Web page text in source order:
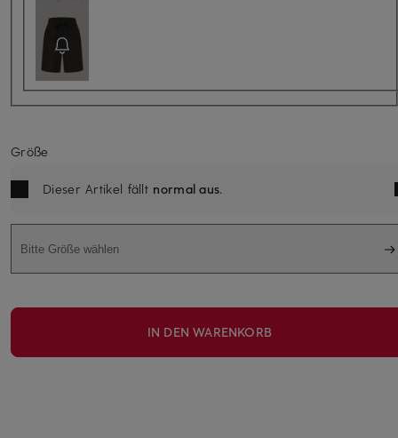
Größe
Dieser Artikel fällt normal aus.
Bitte Größe wählen
IN DEN WARENKORB